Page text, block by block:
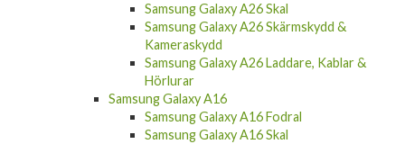
Samsung Galaxy A26 Skal
Samsung Galaxy A26 Skärmskydd &
Kameraskydd
Samsung Galaxy A26 Laddare, Kablar &
Hörlurar
Samsung Galaxy A16
Samsung Galaxy A16 Fodral
Samsung Galaxy A16 Skal